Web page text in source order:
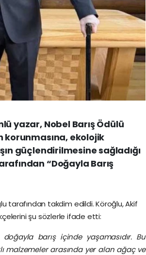
yazar, Nobel Barış Ödülü
korunmasına, ekolojik
güçlendirilmesine sağladığı
“Doğayla Barış
tarafından takdim edildi. Köroğlu, Akif
şu sözlerle ifade etti:
barış içinde yaşamasıdır. Bu
malzemeler arasında yer alan ağaç ve